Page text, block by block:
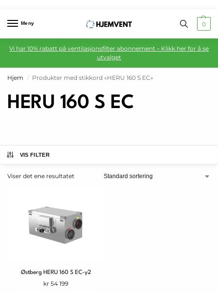
Meny 0
Vi har 10% rabatt på ventilasjonsfilter abonnement – Klikk her for å se
utvalget
Hjem / Produkter med stikkord «HERU 160 S EC»
HERU 160 S EC
VIS FILTER
Viser det ene resultatet
Østberg HERU 160 S EC-y2
kr 54 199